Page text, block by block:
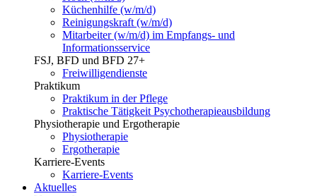
Küchenhilfe (w/m/d)
Reinigungskraft (w/m/d)
Mitarbeiter (w/m/d) im Empfangs- und
Informationsservice
FSJ, BFD und BFD 27+
Freiwilligendienste
Praktikum
Praktikum in der Pflege
Praktische Tätigkeit Psychotherapieausbildung
Physiotherapie und Ergotherapie
Physiotherapie
Ergotherapie
Karriere-Events
Karriere-Events
Aktuelles